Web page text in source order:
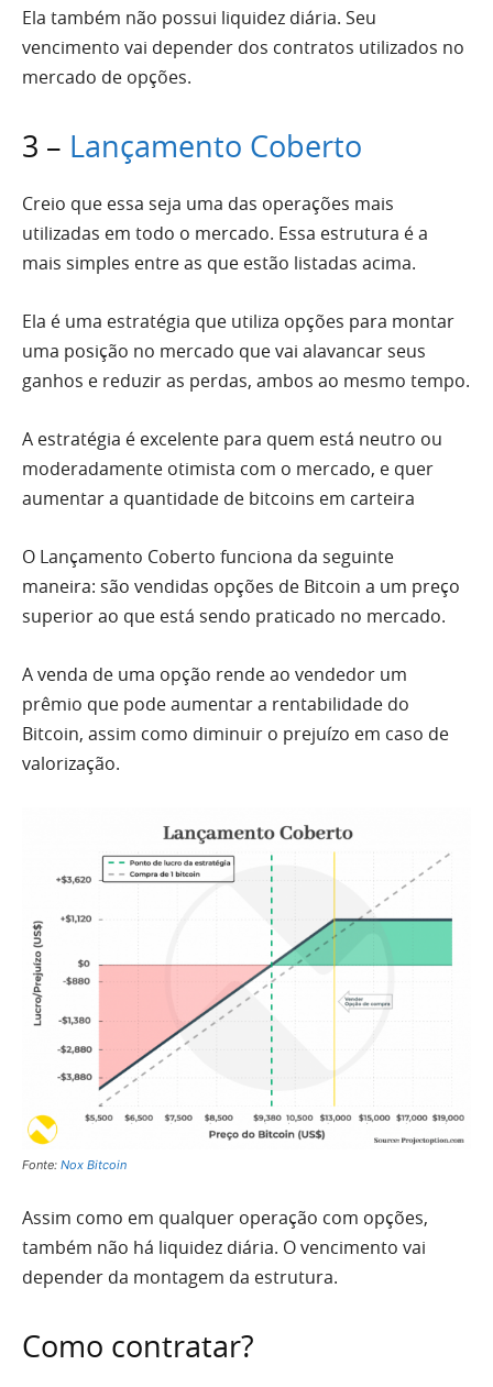
Ela também não possui liquidez diária. Seu
vencimento vai depender dos contratos utilizados no
mercado de opções.
3 – Lançamento Coberto
Creio que essa seja uma das operações mais
utilizadas em todo o mercado. Essa estrutura é a
mais simples entre as que estão listadas acima.
Ela é uma estratégia que utiliza opções para montar
uma posição no mercado que vai alavancar seus
ganhos e reduzir as perdas, ambos ao mesmo tempo.
A estratégia é excelente para quem está neutro ou
moderadamente otimista com o mercado, e quer
aumentar a quantidade de bitcoins em carteira
O Lançamento Coberto funciona da seguinte
maneira: são vendidas opções de Bitcoin a um preço
superior ao que está sendo praticado no mercado.
A venda de uma opção rende ao vendedor um
prêmio que pode aumentar a rentabilidade do
Bitcoin, assim como diminuir o prejuízo em caso de
valorização.
Fonte: Nox Bitcoin
Assim como em qualquer operação com opções,
também não há liquidez diária. O vencimento vai
depender da montagem da estrutura.
Como contratar?